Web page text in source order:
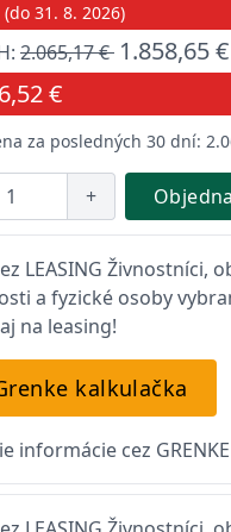
31. 8. 2026)
2.065,17 € 1.858,65 €
€
za posledných 30 dní:
+
LEASING Živnostníci,
a fyzické osoby
na leasing!
kalkulačka
informácie cez